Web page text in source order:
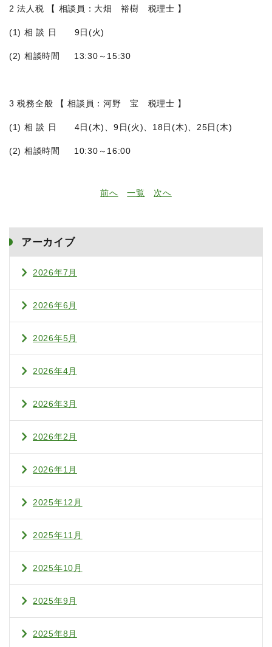
2 法人税 【 相談員：大畑 裕樹 税理士 】
(1) 相 談 日 9日(火)
(2) 相談時間 13:30～15:30
3 税務全般 【 相談員：河野 宝 税理士 】
(1) 相 談 日 4日(木)、9日(火)、18日(木)、25日(木)
(2) 相談時間 10:30～16:00
前へ 一覧 次へ
アーカイブ
2026年7月
2026年6月
2026年5月
2026年4月
2026年3月
2026年2月
2026年1月
2025年12月
2025年11月
2025年10月
2025年9月
2025年8月